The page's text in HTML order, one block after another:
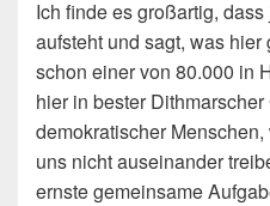
Ich finde es großartig,
aufsteht und sagt, was
schon einer von 80.000 in
hier in bester
demokratischer
uns nicht auseinander
ernste gemeinsame